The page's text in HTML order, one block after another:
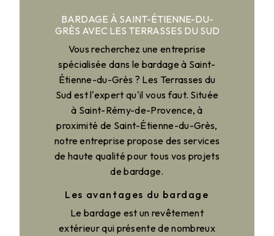
BARDAGE À SAINT-ÉTIENNE-DU-
GRÈS AVEC LES TERRASSES DU SUD
Vous recherchez une entreprise
spécialisée dans le bardage à Saint-
Étienne-du-Grès ? Les Terrasses du
Sud est l'expert qu'il vous faut. Située
à Saint-Rémy-de-Provence, à
proximité de Saint-Étienne-du-Grès,
notre entreprise propose des services
de haute qualité pour tous vos projets
de bardage.
Les avantages du bardage
Le bardage est un revêtement
extérieur qui présente de nombreux